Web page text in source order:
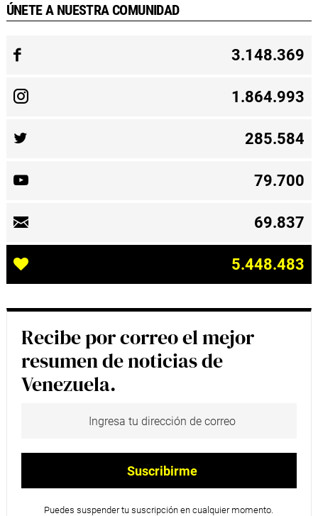
ÚNETE A NUESTRA COMUNIDAD
3.148.369
1.864.993
285.584
79.700
69.837
5.448.483
Recibe por correo el mejor
resumen de noticias de
Venezuela.
Puedes suspender tu suscripción en cualquier momento.